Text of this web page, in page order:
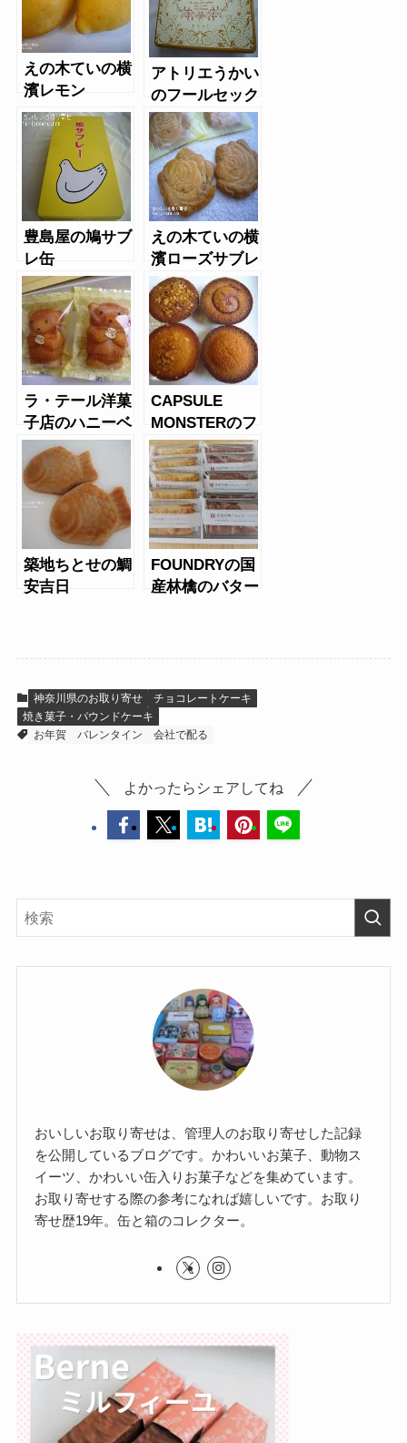
えの木ていの横
濱レモン
アトリエうかい
のフールセック
缶（大）
豊島屋の鳩サブ
レ缶
えの木ていの横
濱ローズサブレ
ラ・テール洋菓
子店のハニーベ
ア
CAPSULE
MONSTERのフ
ィナンシェ
築地ちとせの鯛
安吉日
FOUNDRYの国
産林檎のバター
神奈川県のお取り寄せ
チョコレートケーキ
焼き菓子・パウンドケーキ
お年賀
バレンタイン 会社で配る
よかったらシェアしてね
おいしいお取り寄せは、管理人のお取り寄せした記録
を公開しているブログです。かわいいお菓子、動物ス
イーツ、かわいい缶入りお菓子などを集めています。
お取り寄せする際の参考になれば嬉しいです。お取り
寄せ歴19年。缶と箱のコレクター。